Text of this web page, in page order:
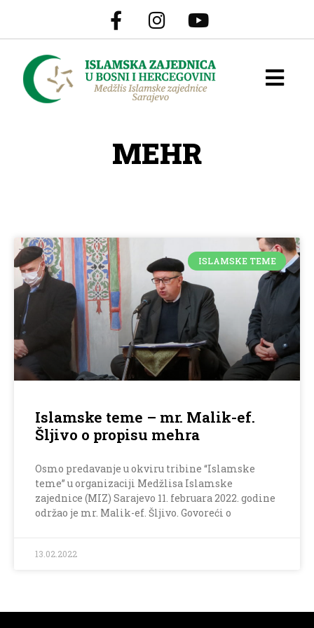
MEHR
ISLAMSKE TEME
Islamske teme – mr. Malik-ef.
Šljivo o propisu mehra
Osmo predavanje u okviru tribine “Islamske
teme” u organizaciji Medžlisa Islamske
zajednice (MIZ) Sarajevo 11. februara 2022. godine
održao je mr. Malik-ef. Šljivo. Govoreći o
13.02.2022